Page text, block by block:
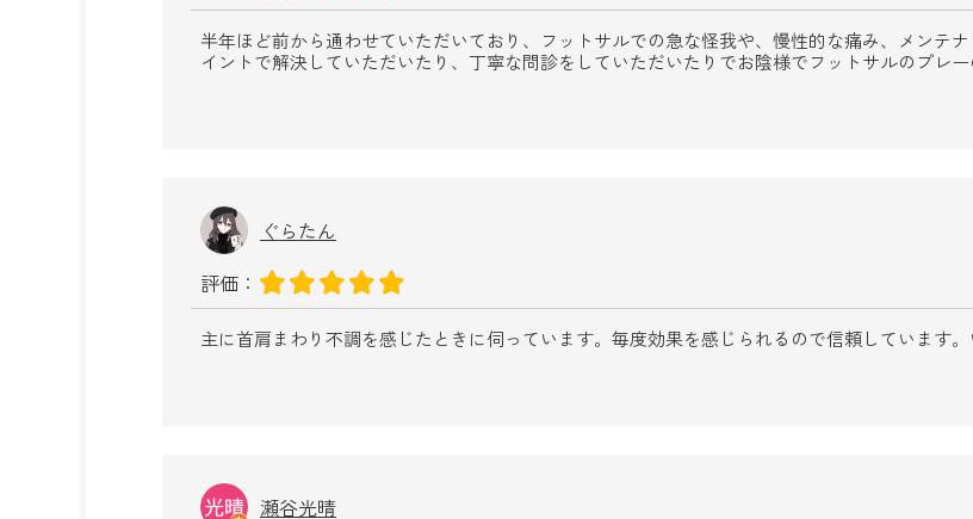
半年ほど前から通わせていただいており、フットサルでの急な怪我や、慢性的な痛み、メンテ
イントで解決していただいたり、丁寧な問診をしていただいたりでお陰様でフットサルのプレ
ぐらたん
評価：
主に首肩まわり不調を感じたときに伺っています。毎度効果を感じられるので信頼しています
瀬谷光晴